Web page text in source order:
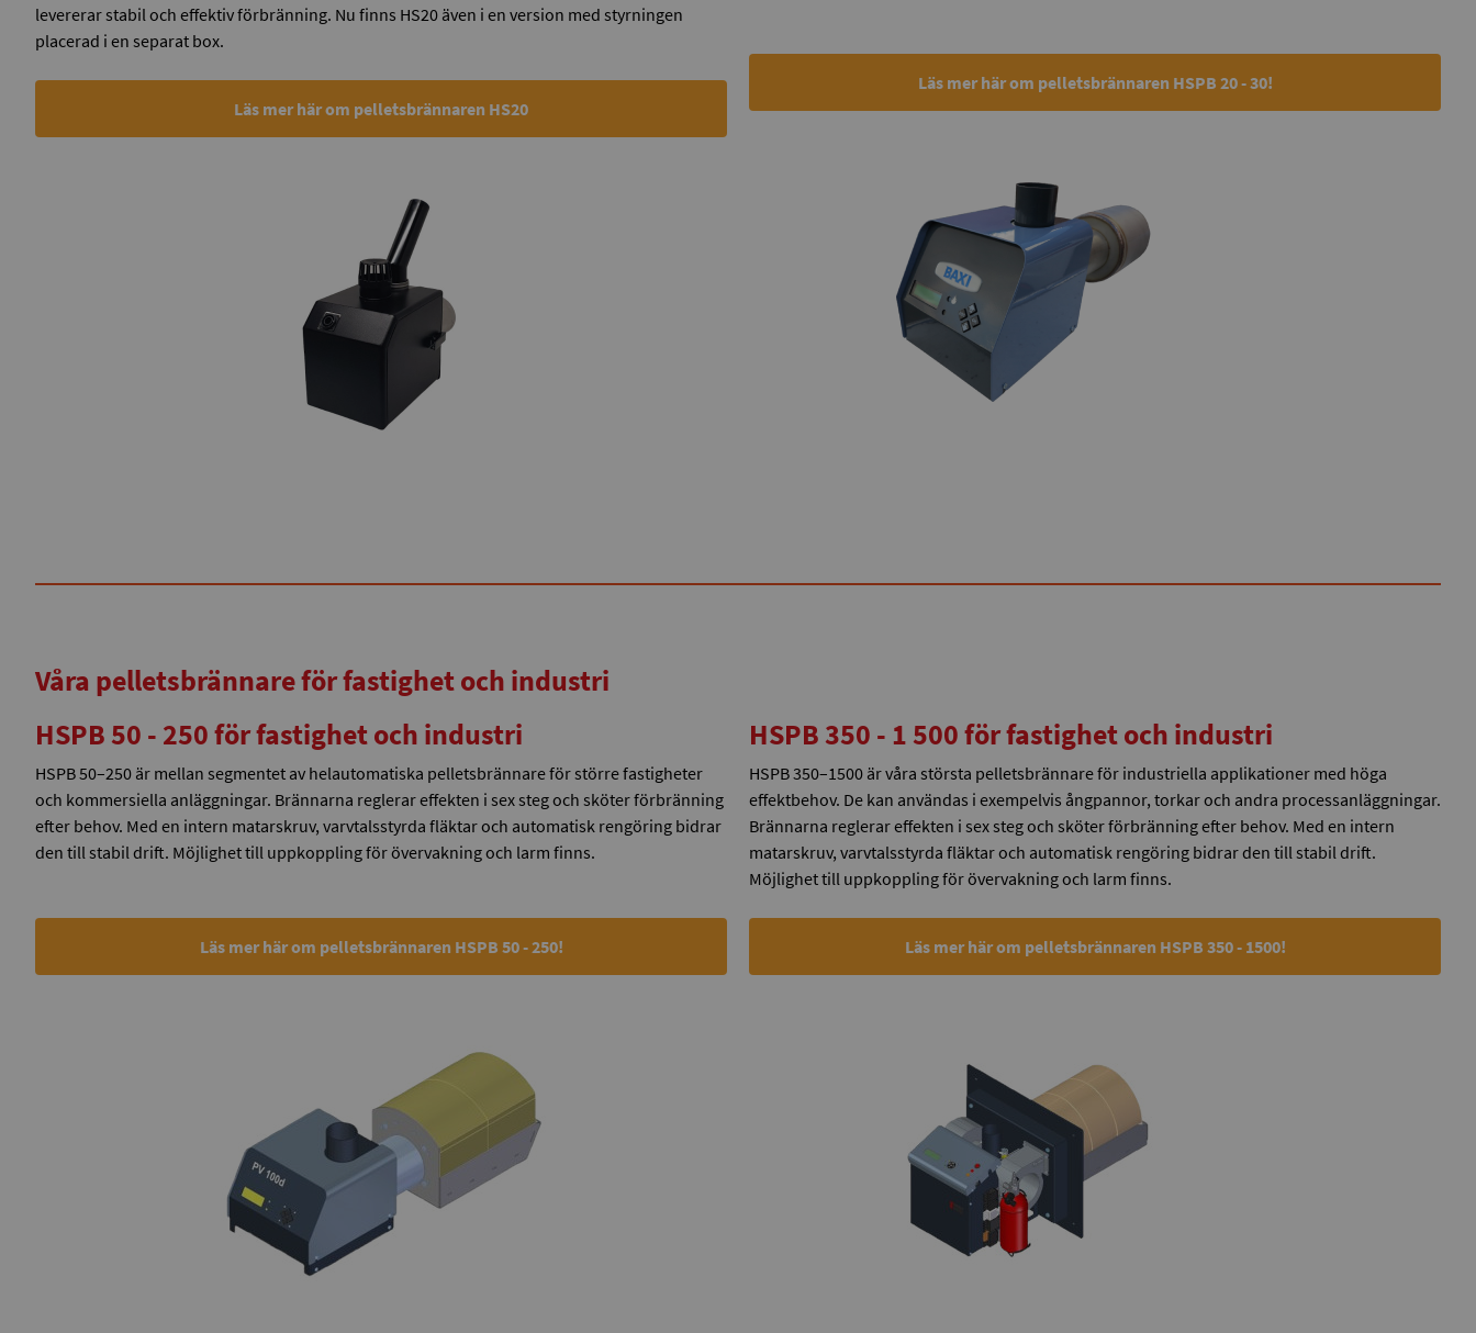
levererar stabil och effektiv förbränning. Nu finns HS20 även i en version med styrningen
placerad i en separat box.
Läs mer här om pelletsbrännaren HS20
Läs mer här om pelletsbrännaren HSPB 20 - 30!
Våra pelletsbrännare för fastighet och industri
HSPB 50 - 250 för fastighet och industri
HSPB 50–250 är mellan segmentet av helautomatiska pelletsbrännare för större fastigheter
och kommersiella anläggningar. Brännarna reglerar effekten i sex steg och sköter förbränning
efter behov. Med en intern matarskruv, varvtalsstyrda fläktar och automatisk rengöring bidrar
den till stabil drift. Möjlighet till uppkoppling för övervakning och larm finns.
Läs mer här om pelletsbrännaren HSPB 50 - 250!
HSPB 350 - 1 500 för fastighet och industri
HSPB 350–1500 är våra största pelletsbrännare för industriella applikationer med höga
effektbehov. De kan användas i exempelvis ångpannor, torkar och andra processanläggningar.
Brännarna reglerar effekten i sex steg och sköter förbränning efter behov. Med en intern
matarskruv, varvtalsstyrda fläktar och automatisk rengöring bidrar den till stabil drift.
Möjlighet till uppkoppling för övervakning och larm finns.
Läs mer här om pelletsbrännaren HSPB 350 - 1500!